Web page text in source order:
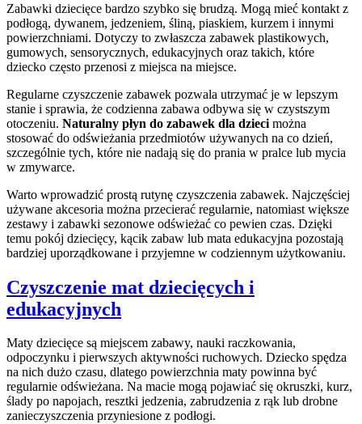
Zabawki dziecięce bardzo szybko się brudzą. Mogą mieć kontakt z
podłogą, dywanem, jedzeniem, śliną, piaskiem, kurzem i innymi
powierzchniami. Dotyczy to zwłaszcza zabawek plastikowych,
gumowych, sensorycznych, edukacyjnych oraz takich, które
dziecko często przenosi z miejsca na miejsce.
Regularne czyszczenie zabawek pozwala utrzymać je w lepszym
stanie i sprawia, że codzienna zabawa odbywa się w czystszym
otoczeniu. Naturalny płyn do zabawek dla dzieci można
stosować do odświeżania przedmiotów używanych na co dzień,
szczególnie tych, które nie nadają się do prania w pralce lub mycia
w zmywarce.
Warto wprowadzić prostą rutynę czyszczenia zabawek. Najczęściej
używane akcesoria można przecierać regularnie, natomiast większe
zestawy i zabawki sezonowe odświeżać co pewien czas. Dzięki
temu pokój dziecięcy, kącik zabaw lub mata edukacyjna pozostają
bardziej uporządkowane i przyjemne w codziennym użytkowaniu.
Czyszczenie mat dziecięcych i
edukacyjnych
Maty dziecięce są miejscem zabawy, nauki raczkowania,
odpoczynku i pierwszych aktywności ruchowych. Dziecko spędza
na nich dużo czasu, dlatego powierzchnia maty powinna być
regularnie odświeżana. Na macie mogą pojawiać się okruszki, kurz,
ślady po napojach, resztki jedzenia, zabrudzenia z rąk lub drobne
zanieczyszczenia przyniesione z podłogi.